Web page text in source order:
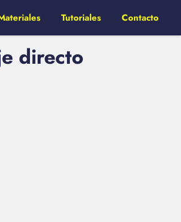
Tutoriales Contacto
directo